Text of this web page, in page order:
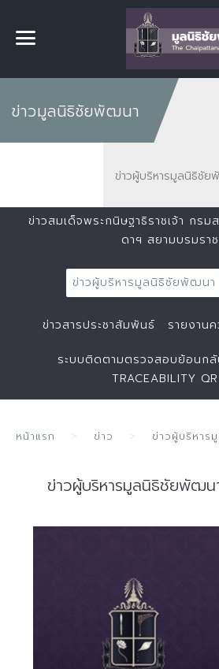
ข่าวมูลนิธิชัยพัฒนา
ข่าวผู้บริหารมูลนิธิชั
ข่าวสมเด็จพระกนิษฐาธิราชเจ้า กร
ดาฯ สยามบรมรา
ข่าวผู้บริหารมูลนิธิชัยพัฒนา
ข่าวสารประชาสัมพันธ์ รายงาน
ระบบติดตามตรวจสอบย้อนกลั
TRACEABILITY
หน้าแรก ข่าว ข่าวผู้บริหา
ข่าวผู้บริหารมูลนิธิชัยพัฒน